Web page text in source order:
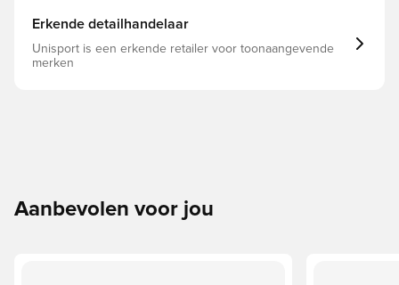
Erkende detailhandelaar
Unisport is een erkende retailer voor toonaangevende
merken
Aanbevolen voor jou